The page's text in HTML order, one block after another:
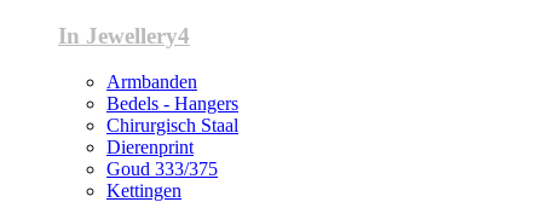
In Jewellery4
Armbanden
Bedels - Hangers
Chirurgisch Staal
Dierenprint
Goud 333/375
Kettingen